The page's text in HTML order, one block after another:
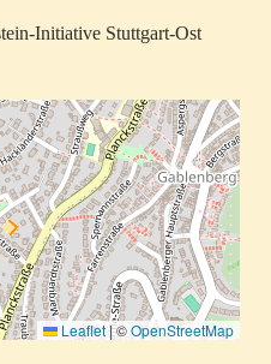
Initiative Stuttgart-Ost
Leaflet|©OpenStreetMap